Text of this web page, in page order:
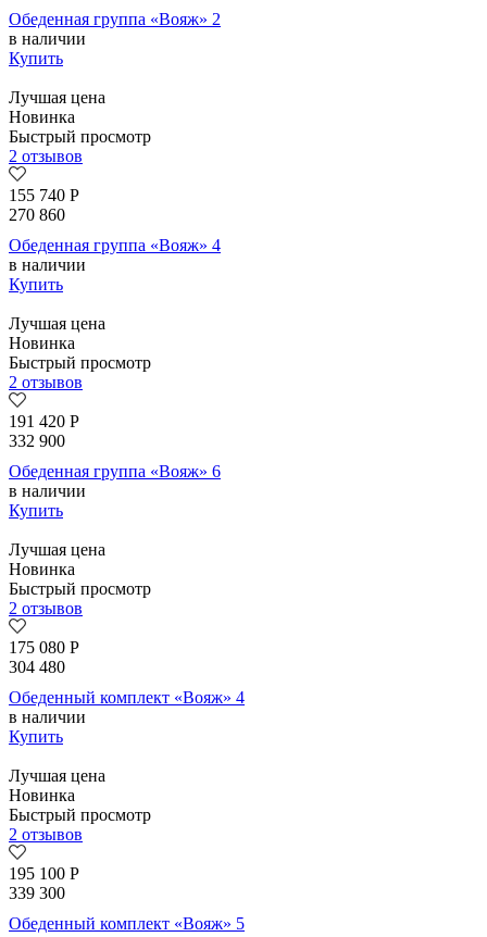
Обеденная группа «Вояж» 2
в наличии
Купить
Лучшая цена
Новинка
Быстрый просмотр
2 отзывов
155 740 Р
270 860
Обеденная группа «Вояж» 4
в наличии
Купить
Лучшая цена
Новинка
Быстрый просмотр
2 отзывов
191 420 Р
332 900
Обеденная группа «Вояж» 6
в наличии
Купить
Лучшая цена
Новинка
Быстрый просмотр
2 отзывов
175 080 Р
304 480
Обеденный комплект «Вояж» 4
в наличии
Купить
Лучшая цена
Новинка
Быстрый просмотр
2 отзывов
195 100 Р
339 300
Обеденный комплект «Вояж» 5